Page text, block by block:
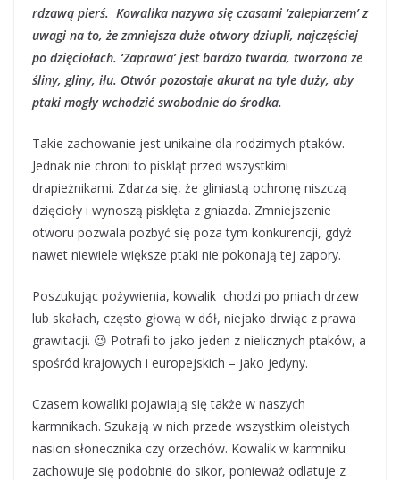
rdzawą pierś. Kowalika nazywa się czasami ‘zalepiarzem’ z
uwagi na to, że zmniejsza duże otwory dziupli, najczęściej
po dzięciołach. ‘Zaprawa’ jest bardzo twarda, tworzona ze
śliny, gliny, iłu. Otwór pozostaje akurat na tyle duży, aby
ptaki mogły wchodzić swobodnie do środka.
Takie zachowanie jest unikalne dla rodzimych ptaków.
Jednak nie chroni to piskląt przed wszystkimi
drapieżnikami. Zdarza się, że gliniastą ochronę niszczą
dzięcioły i wynoszą pisklęta z gniazda. Zmniejszenie
otworu pozwala pozbyć się poza tym konkurencji, gdyż
nawet niewiele większe ptaki nie pokonają tej zapory.
Poszukując pożywienia, kowalik chodzi po pniach drzew
lub skałach, często głową w dół, niejako drwiąc z prawa
grawitacji. 😉 Potrafi to jako jeden z nielicznych ptaków, a
spośród krajowych i europejskich – jako jedyny.
Czasem kowaliki pojawiają się także w naszych
karmnikach. Szukają w nich przede wszystkim oleistych
nasion słonecznika czy orzechów. Kowalik w karmniku
zachowuje się podobnie do sikor, ponieważ odlatuje z